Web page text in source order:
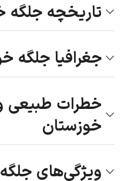
تاریخچه جلگه
جغرافیا جلگه
خطرات طبیعی
خوزستان
ویژگی‌های